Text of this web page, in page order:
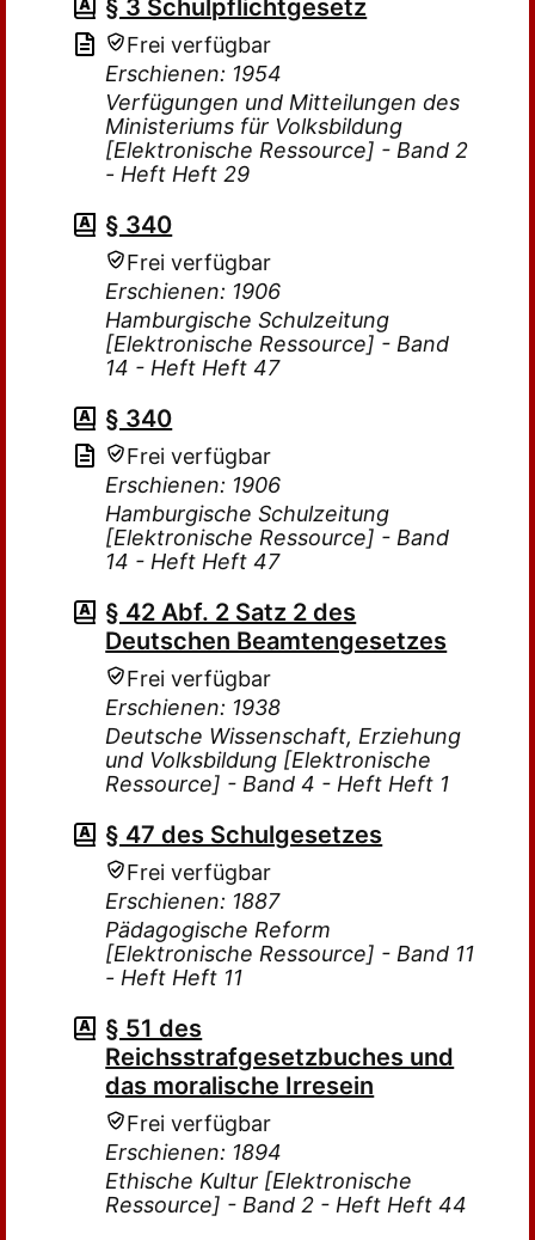
§ 3 Schulpflichtgesetz
Frei verfügbar
Erschienen: 1954
Verfügungen und Mitteilungen des
Ministeriums für Volksbildung
[Elektronische Ressource] - Band 2
- Heft Heft 29
§ 340
Frei verfügbar
Erschienen: 1906
Hamburgische Schulzeitung
[Elektronische Ressource] - Band
14 - Heft Heft 47
§ 340
Frei verfügbar
Erschienen: 1906
Hamburgische Schulzeitung
[Elektronische Ressource] - Band
14 - Heft Heft 47
§ 42 Abf. 2 Satz 2 des
Deutschen Beamtengesetzes
Frei verfügbar
Erschienen: 1938
Deutsche Wissenschaft, Erziehung
und Volksbildung [Elektronische
Ressource] - Band 4 - Heft Heft 1
§ 47 des Schulgesetzes
Frei verfügbar
Erschienen: 1887
Pädagogische Reform
[Elektronische Ressource] - Band 11
- Heft Heft 11
§ 51 des
Reichsstrafgesetzbuches und
das moralische Irresein
Frei verfügbar
Erschienen: 1894
Ethische Kultur [Elektronische
Ressource] - Band 2 - Heft Heft 44